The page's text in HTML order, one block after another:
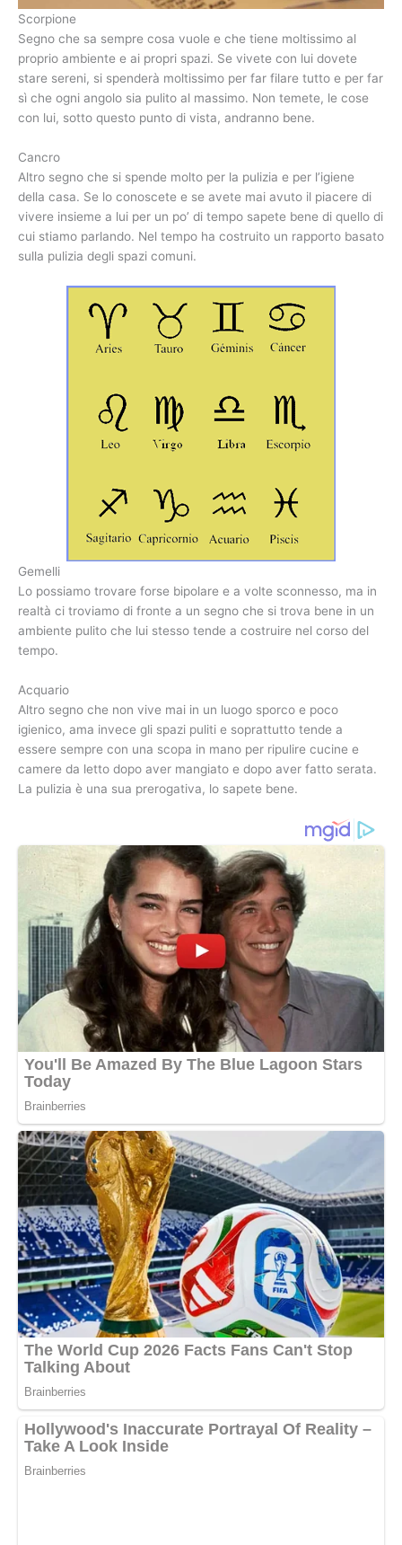
Scorpione
Segno che sa sempre cosa vuole e che tiene moltissimo al
proprio ambiente e ai propri spazi. Se vivete con lui dovete
stare sereni, si spenderà moltissimo per far filare tutto e per far
sì che ogni angolo sia pulito al massimo. Non temete, le cose
con lui, sotto questo punto di vista, andranno bene.
Cancro
Altro segno che si spende molto per la pulizia e per l’igiene
della casa. Se lo conoscete e se avete mai avuto il piacere di
vivere insieme a lui per un po’ di tempo sapete bene di quello di
cui stiamo parlando. Nel tempo ha costruito un rapporto basato
sulla pulizia degli spazi comuni.
Gemelli
Lo possiamo trovare forse bipolare e a volte sconnesso, ma in
realtà ci troviamo di fronte a un segno che si trova bene in un
ambiente pulito che lui stesso tende a costruire nel corso del
tempo.
Acquario
Altro segno che non vive mai in un luogo sporco e poco
igienico, ama invece gli spazi puliti e soprattutto tende a
essere sempre con una scopa in mano per ripulire cucine e
camere da letto dopo aver mangiato e dopo aver fatto serata.
La pulizia è una sua prerogativa, lo sapete bene.